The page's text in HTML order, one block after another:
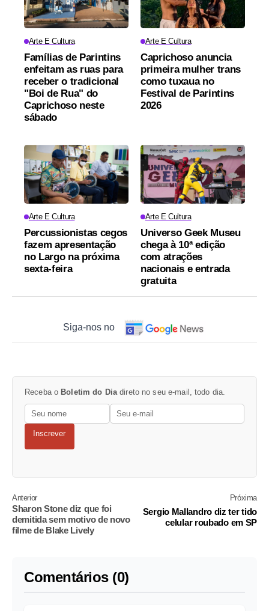
Arte E Cultura
Famílias de Parintins
enfeitam as ruas para
receber o tradicional
"Boi de Rua" do
Caprichoso neste
sábado
Arte E Cultura
Caprichoso anuncia
primeira mulher trans
como tuxaua no
Festival de Parintins
2026
Arte E Cultura
Percussionistas cegos
fazem apresentação
no Largo na próxima
sexta-feira
Arte E Cultura
Universo Geek Museu
chega à 10ª edição
com atrações
nacionais e entrada
gratuita
Siga-nos no
Receba o Boletim do Dia direto no seu e-mail, todo dia.
Inscrever
Anterior
Sharon Stone diz que foi
demitida sem motivo de novo
filme de Blake Lively
Próxima
Sergio Mallandro diz ter tido
celular roubado em SP
Comentários (0)